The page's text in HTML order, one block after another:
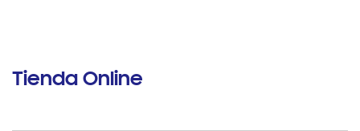
Tienda Online